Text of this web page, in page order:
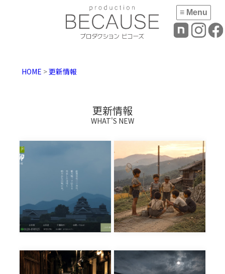
≡ Menu
HOME >更新情報
更新情報
WHAT'S NEW
郷土料理 青柳
（有）様
理・日本料理の青
柳 […]
とんぼ連れて
味方あつまる
山の国
俳句の旅 「とんぼ
連れて味方あつ
[…]